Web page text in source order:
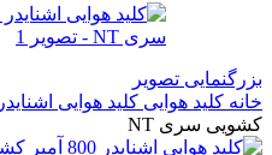
بزرگنمایی تصویر
خانه کلید هوایی کلید هوایی اشنایدر
کشویی سری NT